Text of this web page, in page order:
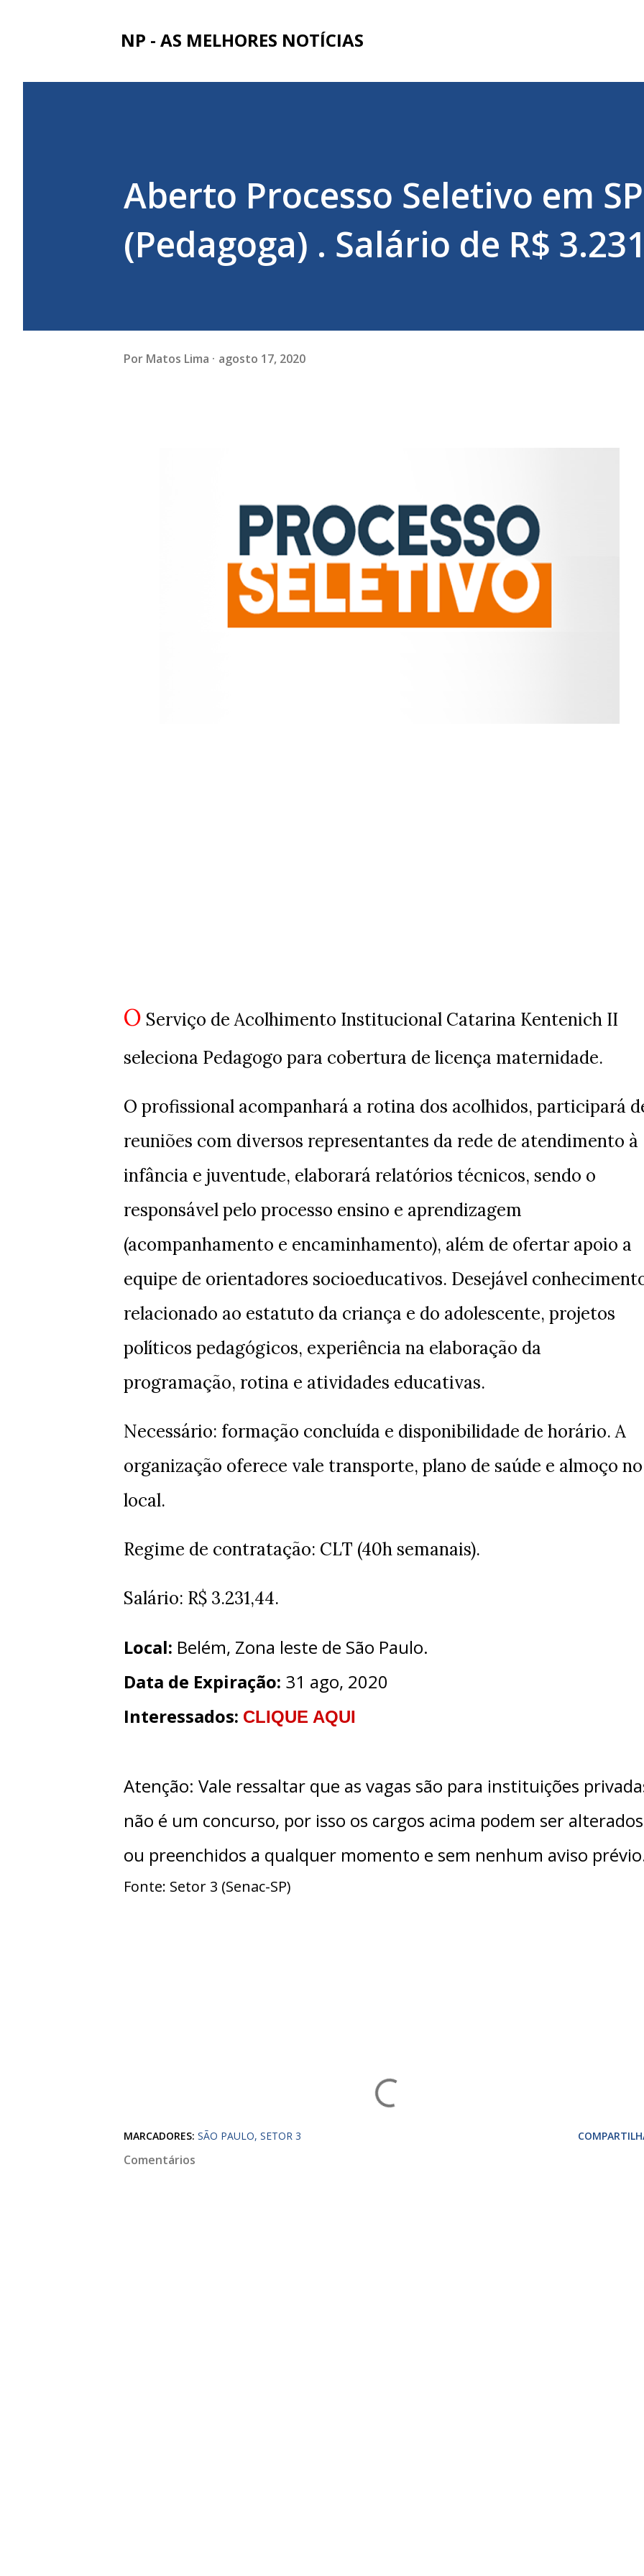
NP - AS MELHORES NOTÍCIAS
Aberto Processo Seletivo em SP
(Pedagoga) . Salário de R$
Por Matos Lima agosto 17, 2020
O Serviço de Acolhimento Institucional Catarina Kentenich II
seleciona Pedagogo para cobertura de licença maternidade.
O profissional acompanhará a rotina dos acolhidos, participará
reuniões com diversos representantes da rede de atendimento à
infância e juventude, elaborará relatórios técnicos, sendo o
responsável pelo processo ensino e aprendizagem
(acompanhamento e encaminhamento), além de ofertar apoio a
equipe de orientadores socioeducativos. Desejável
relacionado ao estatuto da criança e do adolescente, projetos
políticos pedagógicos, experiência na elaboração da
programação, rotina e atividades educativas.
Necessário: formação concluída e disponibilidade de horário. A
organização oferece vale transporte, plano de saúde e almoço no
local.
Regime de contratação: CLT (40h semanais).
Salário: R$ 3.231,44.
Local: Belém, Zona leste de São Paulo.
Data de Expiração: 31 ago, 2020
Interessados: CLIQUE AQUI
Atenção: Vale ressaltar que as vagas são para instituições
não é um concurso, por isso os cargos acima podem ser alterados
ou preenchidos a qualquer momento e sem nenhum aviso
Fonte: Setor 3 (Senac-SP)
MARCADORES: SÃO PAULO SETOR 3
Comentários